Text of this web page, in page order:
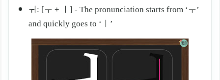
ㅟ: [ㅜ + ㅣ] - The pronunciation starts from ‘ㅜ’
and quickly goes to ‘
’